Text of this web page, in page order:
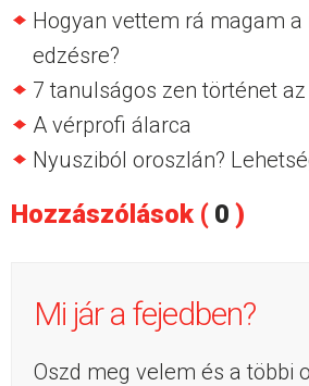
Hogyan vettem rá magam a
edzésre?
7 tanulságos zen történet
A vérprofi álarca
Nyusziból oroszlán?
Hozzászólások ( 0 )
Mi jár a fejedben?
Oszd meg velem és a többi